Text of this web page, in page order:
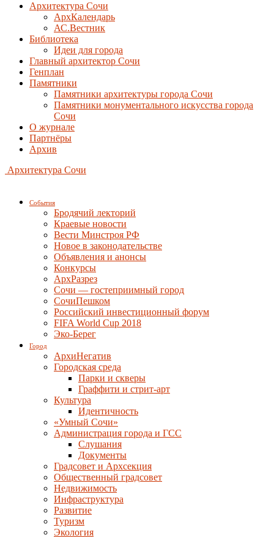
Архитектура Сочи
АрхКалендарь
АС.Вестник
Библиотека
Идеи для города
Главный архитектор Сочи
Генплан
Памятники
Памятники архитектуры города Сочи
Памятники монументального искусства города
Сочи
О журнале
Партнёры
Архив
Архитектура Сочи
События
Бродячий лекторий
Краевые новости
Вести Минстроя РФ
Новое в законодательстве
Объявления и анонсы
Конкурсы
АрхРазрез
Сочи — гостеприимный город
СочиПешком
Российский инвестиционный форум
FIFA World Cup 2018
Эко-Берег
Город
АрхиНегатив
Городская среда
Парки и скверы
Граффити и стрит-арт
Культура
Идентичность
«Умный Сочи»
Администрация города и ГСС
Слушания
Документы
Градсовет и Архсекция
Общественный градсовет
Недвижимость
Инфраструктура
Развитие
Туризм
Экология